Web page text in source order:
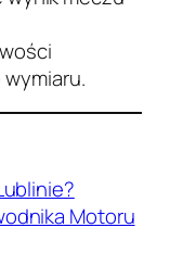
Motoru